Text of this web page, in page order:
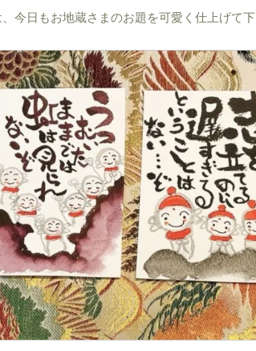
今日もお地蔵さまのお題を可愛く仕上げて下